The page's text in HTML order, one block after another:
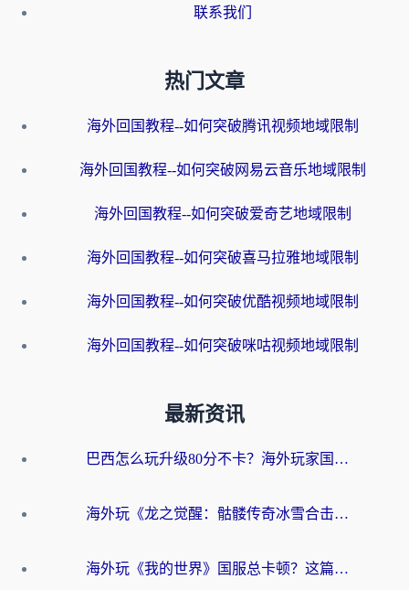
联系我们
热门文章
海外回国教程--如何突破腾讯视频地域限制
海外回国教程--如何突破网易云音乐地域限制
海外回国教程--如何突破爱奇艺地域限制
海外回国教程--如何突破喜马拉雅地域限制
海外回国教程--如何突破优酷视频地域限制
海外回国教程--如何突破咪咕视频地域限制
最新资讯
巴西怎么玩升级80分不卡？海外玩家国服游戏加速器终极指南（附避坑技巧）
海外玩《龙之觉醒：骷髅传奇冰雪合击》延迟高？这篇指南帮你解决卡顿烦恼！
海外玩《我的世界》国服总卡顿？这篇我的世界游戏加速器指南帮你解决所有问题